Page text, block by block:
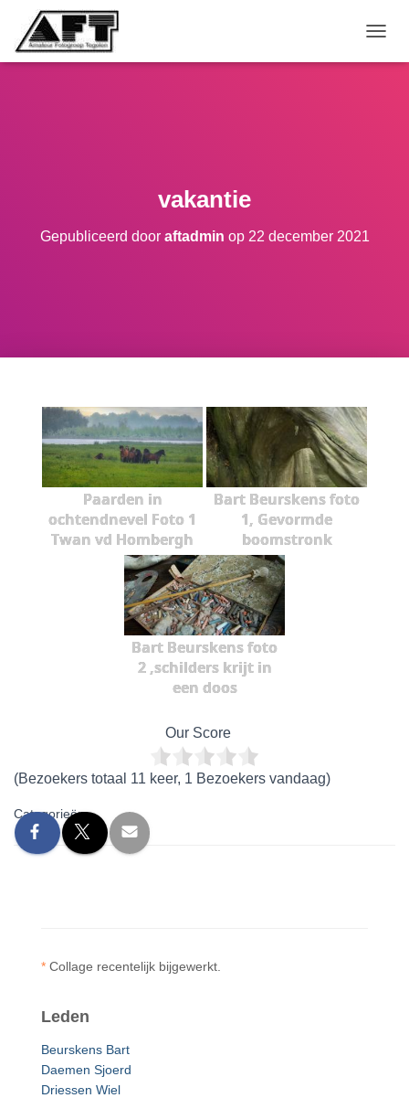
vakantie
Gepubliceerd door aftadmin op 22 december 2021
Paarden in
ochtendnevel Foto 1
Twan vd Hombergh
Bart Beurskens foto
1, Gevormde
boomstronk
Bart Beurskens foto
2 ,schilders krijt in
een doos
Our Score
(Bezoekers totaal 11 keer, 1 Bezoekers vandaag)
Categorieën:
* Collage recentelijk bijgewerkt.
Leden
Beurskens Bart
Daemen Sjoerd
Driessen Wiel